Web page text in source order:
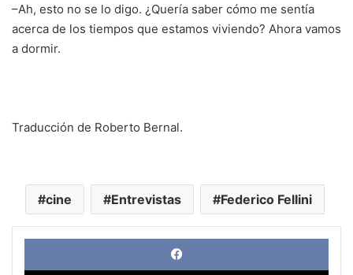
–Ah, esto no se lo digo. ¿Quería saber cómo me sentía
acerca de los tiempos que estamos viviendo? Ahora vamos
a dormir.
Traducción de Roberto Bernal.
cine Entrevistas Federico Fellini
X